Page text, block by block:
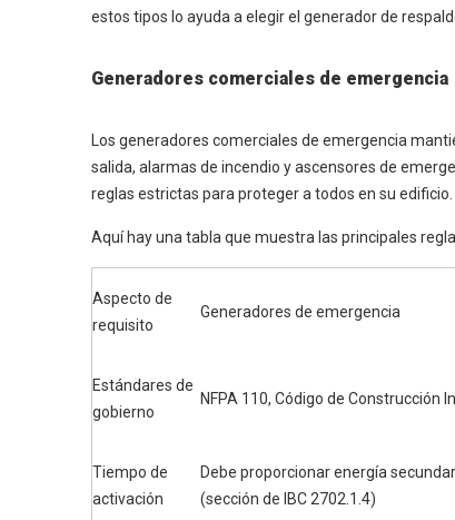
estos tipos lo ayuda a elegir el generador de
Generadores comerciales de emergencia
Los generadores comerciales de emergencia
salida, alarmas de incendio y ascensores de
reglas estrictas para proteger a todos en su edificio.
Aquí hay una tabla que muestra las principales
Aspecto de
requisito
Generadores de emergencia
Estándares de
gobierno
NFPA 110, Código de Construcción
Tiempo de
activación
Debe proporcionar energía
(sección de IBC 2702.1.4)